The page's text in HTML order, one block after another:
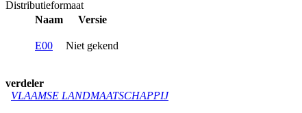
Distributieformaat
Naam
Versie
E00 Niet gekend
verdeler
VLAAMSE LANDMAATSCHAPPIJ